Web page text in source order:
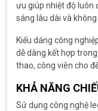
ưu giúp nhiệt độ luôn
sáng lâu dài và
Kiểu dáng công
dễ dàng kết hợp
thao, công viên cho
KHẢ NĂNG
Sử dụng công nghệ